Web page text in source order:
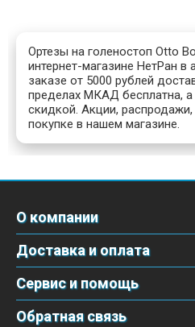
Ортезы на голеностоп Otto
интернет-магазине НетРан в
заказе от 5000 рублей
пределах МКАД бесплатна, а
скидкой. Акции,
покупке в нашем магазине.
О компании
Доставка и оплата
Сервис и помощь
Обратная связь